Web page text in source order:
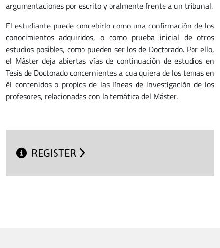
argumentaciones por escrito y oralmente frente a un tribunal.
El estudiante puede concebirlo como una confirmación de los
conocimientos adquiridos, o como prueba inicial de otros
estudios posibles, como pueden ser los de Doctorado. Por ello,
el Máster deja abiertas vías de continuación de estudios en
Tesis de Doctorado concernientes a cualquiera de los temas en
él contenidos o propios de las líneas de investigación de los
profesores, relacionadas con la temática del Máster.
REGISTER